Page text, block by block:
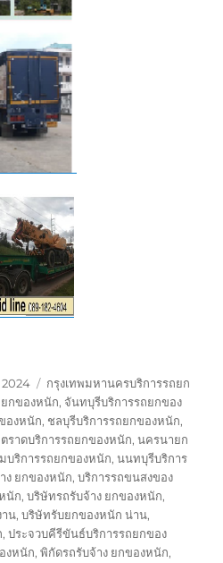
ป้าย
กำกับ
กรุงเทพมหานครบริการรถยก
กของหนัก, จันทบุรีบริการรถยกของ
องหนัก, ชลบุรีบริการรถยกของหนัก,
ตราดบริการรถยกของหนัก,นครนายก
บริการรถยกของหนัก,นนทบุรีบริการ
ง ยกของหนัก,บริการรถขนสงของ
นัก,บริษัทรถรับจ้าง ยกของหนัก,
าน,บริษัทรับยกของหนัก น่าน,
,ประจวบคีรีขันธ์บริการรถยกของ
งหนัก,พิกัดรถรับจ้าง ยกของหนัก,